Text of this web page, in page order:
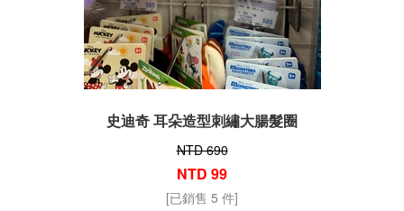
史迪奇 耳朵造型刺繡大腸髮圈
NTD 690
NTD 99
[已銷售 5 件]